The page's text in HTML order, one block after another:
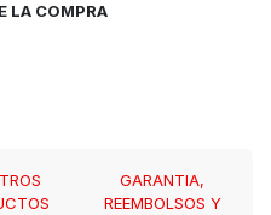
LA COMPRA
GARANTIA,
REEMBOLSOS Y